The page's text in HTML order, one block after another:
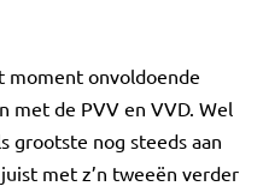
moment onvoldoende
met de PVV en VVD. Wel
grootste nog steeds aan
met z’n tweeën verder